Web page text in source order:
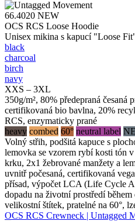
66.4020 NEW
OCS RCS Loose Hoodie
Unisex mikina s kapucí "Loose
black
charcoal
birch
navy
XXS – 3XL
350g/m², 80% předepraná česaná
certifikovaná bio bavlna, 20%
RCS, enzymaticky prané
heavy combed 60° neutral label
Volný střih, podšitá kapuce s
lemovka se vzorem rybí kosti tón
krku, 2x1 žebrované manžety a
uvnitř počesaná, certifikovaná
přísad, výpočet LCA (Life Cycle
dopadu na životní prostředí
velikostní štítek, pratelné na 60°,
OCS RCS Crewneck | Untagged